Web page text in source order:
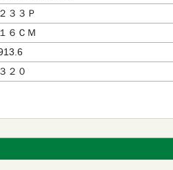
２３３Ｐ
１６ＣＭ
３２０